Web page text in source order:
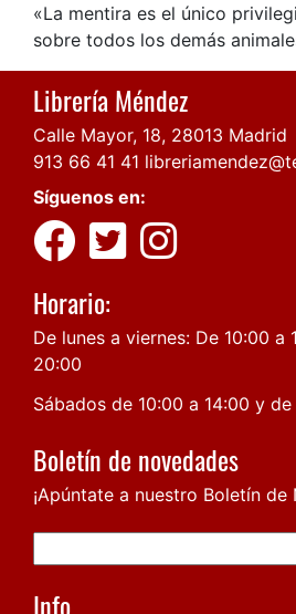
«La mentira es el único
sobre todos los demás
Librería Méndez
Calle Mayor, 18, 28013 Madrid
913 66 41 41
Síguenos en:
Horario:
De lunes a viernes: De 10:00 a
20:00
Sábados de 10:00 a 14:00 y
Boletín de novedades
¡Apúntate a nuestro Boletín de
Info